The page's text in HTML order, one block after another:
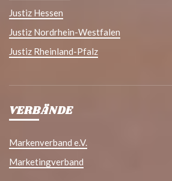
Justiz Hessen
Justiz Nordrhein-Westfalen
Justiz Rheinland-Pfalz
VERBÄNDE
Markenverband e.V.
Marketingverband